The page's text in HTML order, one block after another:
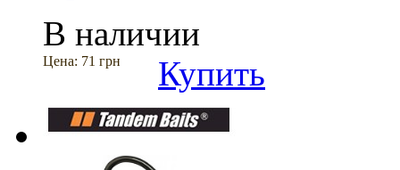
В наличии
Цена: 71 грн Купить